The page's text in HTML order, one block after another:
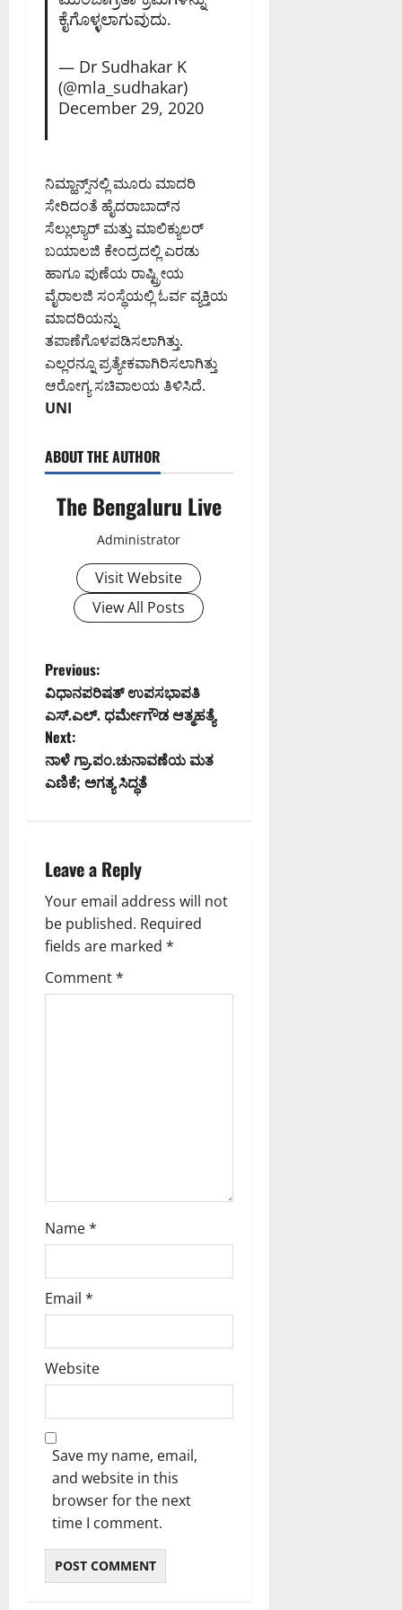
ಕೈಗೊಳ್ಳಲಾಗುವುದು.
— Dr Sudhakar K
(@mla_sudhakar)
December 29, 2020
ನಿಮ್ಹಾನ್ಸ್‌ನಲ್ಲಿ ಮೂರು ಮಾದರಿ
ಸೇರಿದಂತೆ ಹೈದರಾಬಾದ್‌ನ
ಸೆಲ್ಲುಲ್ಯಾರ್ ಮತ್ತು ಮಾಲಿಕ್ಯುಲರ್‌
ಬಯಾಲಜಿ ಕೇಂದ್ರದಲ್ಲಿ ಎರಡು
ಹಾಗೂ ಪುಣೆಯ ರಾಷ್ಟ್ರೀಯ
ವೈರಾಲಜಿ ಸಂಸ್ಥೆಯಲ್ಲಿ ಓರ್ವ ವ್ಯಕ್ತಿಯ
ಮಾದರಿಯನ್ನು
ತಪಾಣೆಗೊಳಪಡಿಸಲಾಗಿತ್ತು.
ಎಲ್ಲರನ್ನೂ ಪ್ರತ್ಯೇಕವಾಗಿರಿಸಲಾಗಿತ್ತು
ಆರೋಗ್ಯ ಸಚಿವಾಲಯ ತಿಳಿಸಿದೆ.
UNI
ABOUT THE AUTHOR
The Bengaluru Live
Administrator
Visit Website
View All Posts
P
o
s
t
a
v
i
g
Previous:
ವಿಧಾನಪರಿಷತ್ ಉಪಸಭಾಪತಿ
ಎಸ್.ಎಲ್. ಧರ್ಮೇಗೌಡ ಆತ್ಮಹತ್ಯೆ
Next:
ನಾಳೆ ಗ್ರಾ.ಪಂ.ಚುನಾವಣೆಯ ಮತ
ಎಣಿಕೆ; ಅಗತ್ಯ ಸಿದ್ಧತೆ
Leave a Reply
Your email address will not
be published. Required
fields are marked *
Comment*
Name*
Email *
Website
Save my name, email,
and website in this
browser for the next
time I comment.